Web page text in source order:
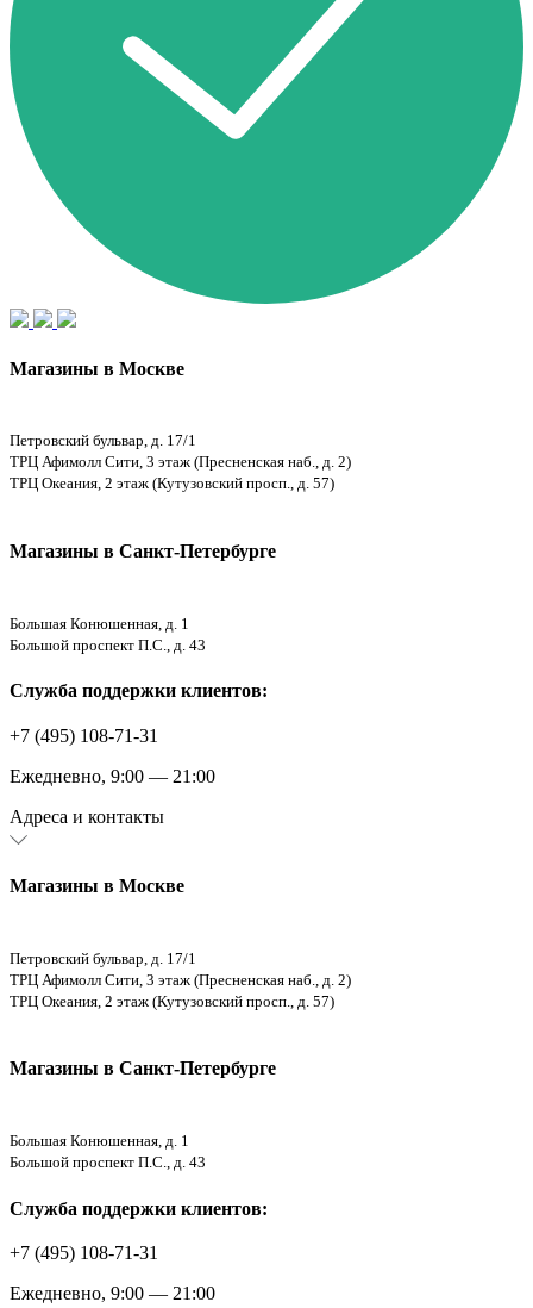
Магазины в Москве
Петровский бульвар, д. 17/1
ТРЦ Афимолл Сити, 3 этаж (Пресненская наб., д. 2)
ТРЦ Океания, 2 этаж (Кутузовский просп., д. 57)
Магазины в Санкт-Петербурге
Большая Конюшенная, д. 1
Большой проспект П.С., д. 43
Служба поддержки клиентов:
+7 (495) 108-71-31
Ежедневно, 9:00 — 21:00
Адреса и контакты
Магазины в Москве
Петровский бульвар, д. 17/1
ТРЦ Афимолл Сити, 3 этаж (Пресненская наб., д. 2)
ТРЦ Океания, 2 этаж (Кутузовский просп., д. 57)
Магазины в Санкт-Петербурге
Большая Конюшенная, д. 1
Большой проспект П.С., д. 43
Служба поддержки клиентов:
+7 (495) 108-71-31
Ежедневно, 9:00 — 21:00